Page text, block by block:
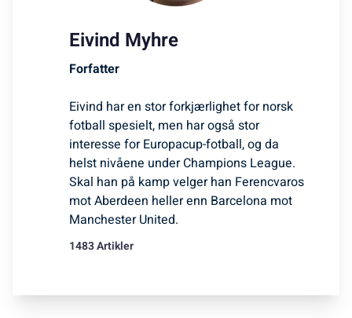
Eivind Myhre
Forfatter
Eivind har en stor forkjærlighet for norsk
fotball spesielt, men har også stor
interesse for Europacup-fotball, og da
helst nivåene under Champions League.
Skal han på kamp velger han Ferencvaros
mot Aberdeen heller enn Barcelona mot
Manchester United.
1483 Artikler